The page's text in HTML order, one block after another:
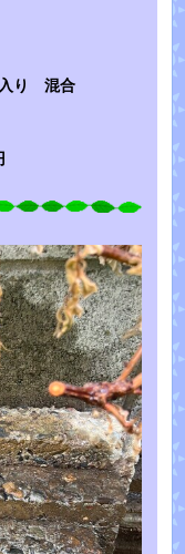
入り 混合